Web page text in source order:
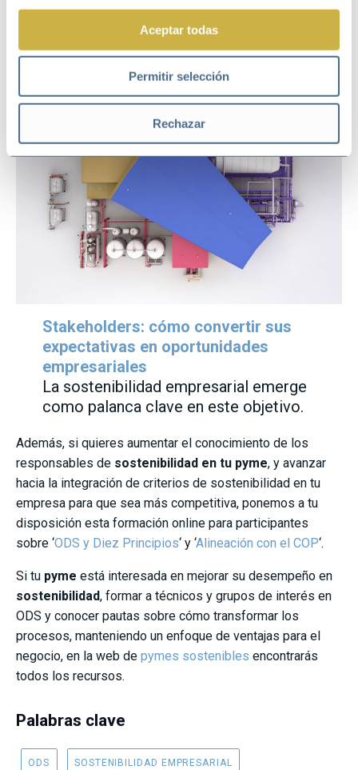
Aceptar todas
Permitir selección
Rechazar
curso para pymes sobre‘Sostenibilidad como ventaja
competitiva’.
Stakeholders: cómo convertir sus
expectativas en oportunidades
empresariales
La sostenibilidad empresarial emerge
como palanca clave en este objetivo.
Además, si quieres aumentar el conocimiento de los
responsables de sostenibilidad en tu pyme, y avanzar
hacia la integración de criterios de sostenibilidad en tu
empresa para que sea más competitiva, ponemos a tu
disposición esta formación online para participantes
sobre ‘ODS y Diez Principios‘ y ‘Alineación con el COP‘.
Si tu pyme está interesada en mejorar su desempeño en
sostenibilidad, formar a técnicos y grupos de interés en
ODS y conocer pautas sobre cómo transformar los
procesos, manteniendo un enfoque de ventajas para el
negocio, en la web de pymes sostenibles encontrarás
todos los recursos.
Palabras clave
ODS SOSTENIBILIDAD EMPRESARIAL